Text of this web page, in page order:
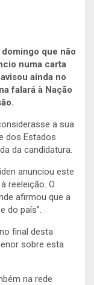
que não
numa carta
ainda no
falará à Nação
a sua
dos Estados
da candidatura.
anunciou este
reeleição. O
afirmou que a
do país”.
final desta
sobre esta
na rede